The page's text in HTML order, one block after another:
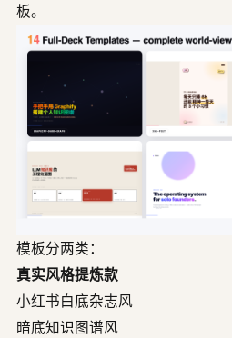
板。
模板分两类：
真实风格提炼款
小红书白底杂志风
暗底知识图谱风